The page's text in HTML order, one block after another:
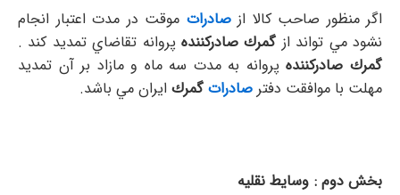
اگر منظور صاحب كالا ازصادرات موقت در مدت اعتبار انجام
نشود مي تواند از گمرك صادركننده پروانه تقاضاي تمديد كند .
گمرك صادركنندهپروانه به مدت سه ماه و مازاد بر آن تمديد
مهلت با موافقت دفترصادراتگمرك ايران مي باشد.
بخش دوم : وسايط نقليه